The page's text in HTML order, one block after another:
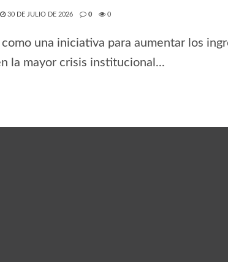
30 DE JULIO DE 2026 0 0
como una iniciativa para aumentar los
la mayor crisis institucional...